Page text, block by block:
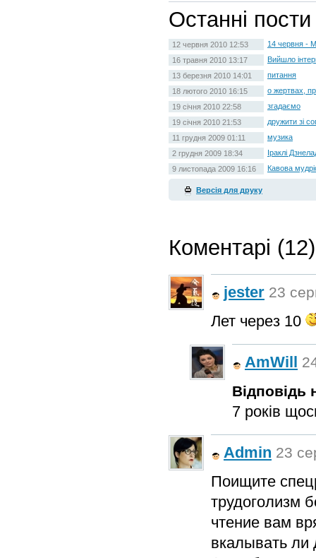
Останні
12 червня 2010 12:53
14 червня -
16 травня 2010 13:17
Вийшло
13 березня 2010 14:01
питання
18 лютого 2010 16:15
о жертвах,
19 січня 2010 22:58
згадаємо
19 січня 2010 21:53
дружити зі
11 грудня 2009 01:11
музика
2 грудня 2009 18:34
Іраклі
9 листопада 2009 16:16
Кавова
Версія для друку
Коментарі (12)
jester 23
Лет через 10
AmWill
Відповідь
7 років
Admin 23
Поищите
трудоголизм
чтение вам
вкалывать ли